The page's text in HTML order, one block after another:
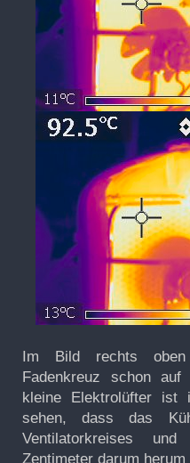
Im Bild rechts
Fadenkreuz schon
kleine Elektrolüfter
sehen, dass das
Ventilatorkreises
Zentimeter darum